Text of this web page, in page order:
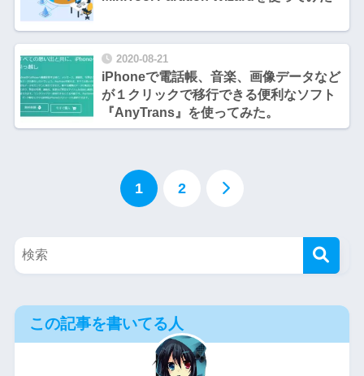
2020-08-21
iPhoneで電話帳、音楽、画像データなど
が１クリックで移行できる便利なソフト
『AnyTrans』を使ってみた。
1 2
この記事を書いてる人